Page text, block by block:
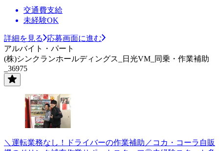
交通費支給
未経験OK
詳細を見る
応募画面に進む
アルバイト・パート
(株)シンクランホールディングス_日光VM_同乗・作業補助
_36975
＼運転業務なし！ドライバーの作業補助／コカ・コーラ自販